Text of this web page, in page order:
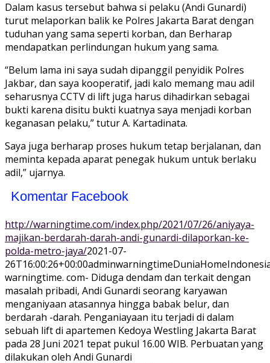
Dalam kasus tersebut bahwa si pelaku (Andi Gunardi)
turut melaporkan balik ke Polres Jakarta Barat dengan
tuduhan yang sama seperti korban, dan Berharap
mendapatkan perlindungan hukum yang sama.
“Belum lama ini saya sudah dipanggil penyidik Polres
Jakbar, dan saya kooperatif, jadi kalo memang mau adil
seharusnya CCTV di lift juga harus dihadirkan sebagai
bukti karena disitu bukti kuatnya saya menjadi korban
keganasan pelaku,” tutur A. Kartadinata.
Saya juga berharap proses hukum tetap berjalanan, dan
meminta kepada aparat penegak hukum untuk berlaku
adil,” ujarnya.
Komentar Facebook
http://warningtime.com/index.php/2021/07/26/aniyaya-
majikan-berdarah-darah-andi-gunardi-dilaporkan-ke-
polda-metro-jaya/2021-07-
26T16:00:26+00:00adminwarningtimeDuniaHome
warningtime. com- Diduga dendam dan terkait dengan
masalah pribadi, Andi Gunardi seorang karyawan
menganiyaan atasannya hingga babak belur, dan
berdarah -darah. Penganiayaan itu terjadi di dalam
sebuah lift di apartemen Kedoya Westling Jakarta Barat
pada 28 Juni 2021 tepat pukul 16.00 WIB. Perbuatan yang
dilakukan oleh Andi Gunardi